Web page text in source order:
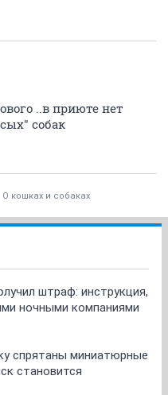
..в приюте нет
собак
О кошках и собаках
штраф: инструкция,
ночными компаниями
спрятаны миниатюрные
становится